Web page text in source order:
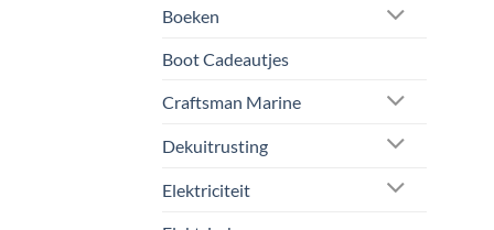
Boeken
Boot Cadeautjes
Craftsman Marine
Dekuitrusting
Elektriciteit